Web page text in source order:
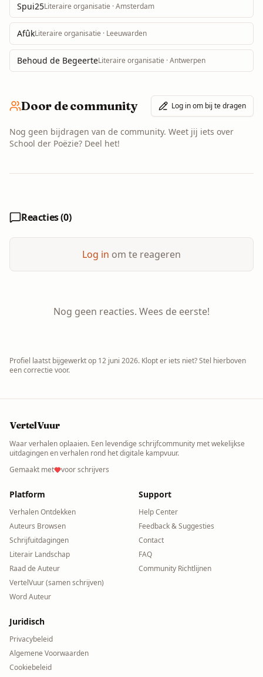
Spui25Literaire organisatie · Amsterdam
AfûkLiteraire organisatie · Leeuwarden
Behoud de BegeerteLiteraire organisatie · Antwerpen
Door de community Log in om bij te dragen
Nog geen bijdragen van de community. Weet jij iets over
School der Poëzie? Deel het!
Reacties (0)
Log in om te reageren
Nog geen reacties. Wees de eerste!
Profiel laatst bijgewerkt op 12 juni 2026. Klopt er iets niet? Stel hierboven
een correctie voor.
VertelVuur
Waar verhalen oplaaien. Een levendige schrijfcommunity met wekelijkse
uitdagingen en verhalen rond het digitale kampvuur.
Gemaakt met
voor schrijvers
Platform
Verhalen Ontdekken
Auteurs Browsen
Schrijfuitdagingen
Literair Landschap
Raad de Auteur
VertelVuur (samen schrijven)
Word Auteur
Support
Help Center
Feedback & Suggesties
Contact
FAQ
Community Richtlijnen
Juridisch
Privacybeleid
Algemene Voorwaarden
Cookiebeleid